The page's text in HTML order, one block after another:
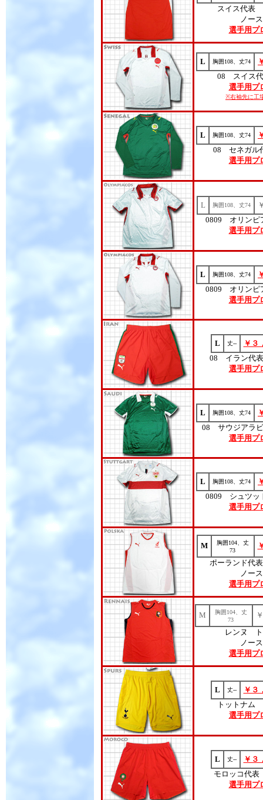
スイス代表
ノー
選手用プ
L 胸囲108、丈74
08 スイス
選手用プ
※右袖先に工
L 胸囲108、丈74
08 セネガル
選手用プ
L 胸囲108、丈74
0809 オリンピ
選手用プ
L 胸囲108、丈74
0809 オリンピ
選手用プ
L 丈--
￥３
08 イラン代
選手用プ
L 胸囲108、丈74
08 サウジアラ
選手用プ
L 胸囲108、丈74
0809 シュツッ
選手用プ
M
胸囲104、丈
73
ポーランド代
ノー
選手用プ
M
胸囲104、丈
73
レンヌ ト
ノー
選手用プ
L 丈--
￥３
トットナム
選手用プ
L 丈--
￥３
モロッコ代
選手用プ